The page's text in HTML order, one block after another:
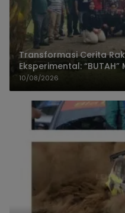
Transformasi Cerita
Eksperimental:
10/08/2026